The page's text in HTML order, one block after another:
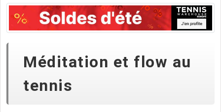
Méditation et flow au
tennis